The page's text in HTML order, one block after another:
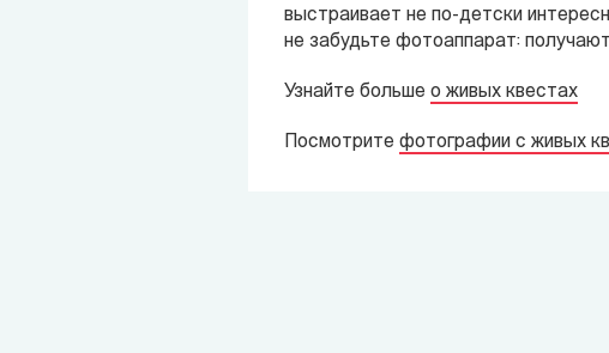
выстраивает не по-детски
не забудьте фотоаппарат:
Узнайте больше о живых квестах
Посмотрите фотографии с живых